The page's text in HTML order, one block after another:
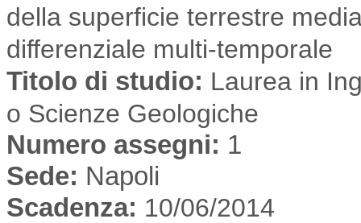
della superficie terrestre
differenziale multi-temporale
Titolo di studio: Laurea in
o Scienze Geologiche
Numero assegni: 1
Sede: Napoli
Scadenza: 10/06/2014